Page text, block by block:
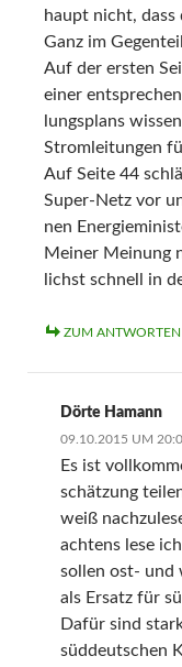
haupt nicht, dass
Ganz im
Auf der ers­ten
einer
lungs­plans
Strom­lei­tun­gen
Auf Sei­te 44
Super-Netz vor
nen
Mei­ner Mei­nung
lichst schnell in
ZUM
Dörte Hamann
09.10.2015 UM
Es ist
schät­zung
weiß
ach­tens lese
sol­len ost- und
als Ersatz für
Dafür sind
süd­deut­schen